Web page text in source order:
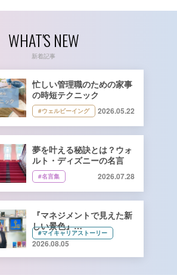
WHAT'S NEW
新着記事
忙しい管理職のための家事
の時短テクニック
#ウェルビーイング 2026.05.22
夢を叶える秘訣とは？ウォ
ルト・ディズニーの名言
#名言集 2026.07.28
『マネジメントで見えた新
しい景色』
キーコーヒー株式会社 管理
本部 総務人事部 人財開発
課長 寺﨑由香里さん【前
#マイキャリアストーリー
2026.08.05